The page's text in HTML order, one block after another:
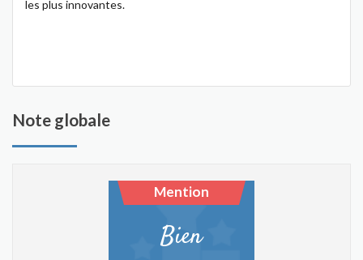
les plus innovantes.
Note globale
Mention
Bien